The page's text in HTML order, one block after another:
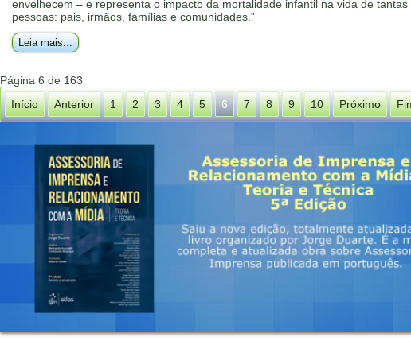
envelhecem – e representa o impacto da mortalidade infantil na vida de tantas
pessoas: pais, irmãos, famílias e comunidades.”
Leia mais...
Página 6 de 163
Início
Anterior 1 2 3 4 5 6 7 8 9 10 Próximo